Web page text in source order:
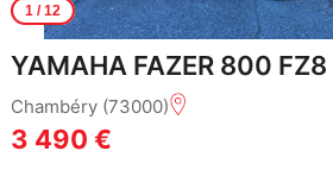
1/ 12
YAMAHA FAZER 800 FZ8
Chambéry (73000)
3 490 €